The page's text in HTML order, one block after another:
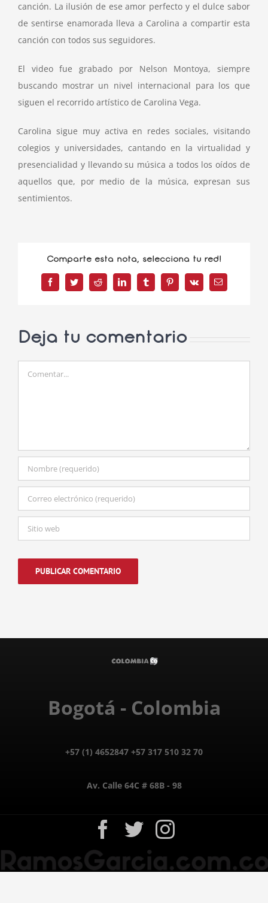
canción. La ilusión de ese amor perfecto y el dulce sabor
de sentirse enamorada lleva a Carolina a compartir esta
canción con todos sus seguidores.
El video fue grabado por Nelson Montoya, siempre
buscando mostrar un nivel internacional para los que
siguen el recorrido artístico de Carolina Vega.
Carolina sigue muy activa en redes sociales, visitando
colegios y universidades, cantando en la virtualidad y
presencialidad y llevando su música a todos los oídos de
aquellos que, por medio de la música, expresan sus
sentimientos.
Comparte esta nota, selecciona tu red!
FacebookTwitterReddit LinkedInTumblrPinterest
Vk
Correo
electrónico
Deja tu comentario
Bogotá - Colombia
+57 (1) 4652847 +57 317 510 32 70
Av. Calle 64C # 68B - 98